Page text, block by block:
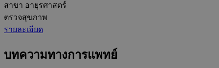
สาขา อายุรศาสตร์
ตรวจสุขภาพ
รายละเอียด
บทความทางการแพทย์